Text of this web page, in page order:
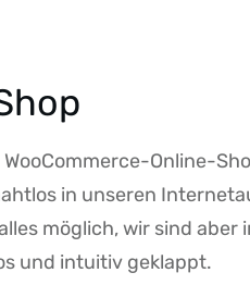
Online-
in unseren
möglich, wir sind
und intuitiv geklappt.